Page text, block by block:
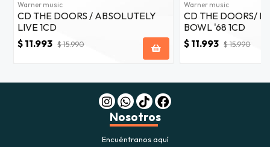
Warner music
CD THE DOORS / ABSOLUTELY
LIVE 1CD
$ 11.993 $ 15.990
Warner music
CD THE DOORS/
BOWL '68 1CD
$ 11.993 $ 15.990
Nosotros
Encuéntranos aquí